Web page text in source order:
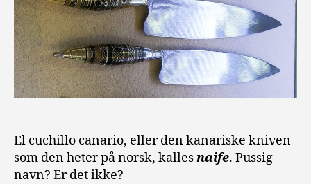
El cuchillo canario, eller den kanariske kniven
som den heter på norsk, kallesnaife. Pussig
navn? Er det ikke?